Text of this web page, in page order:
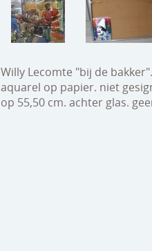
Willy Lecomte "bij de bakker".
aquarel op papier. niet
op 55,50 cm. achter glas.